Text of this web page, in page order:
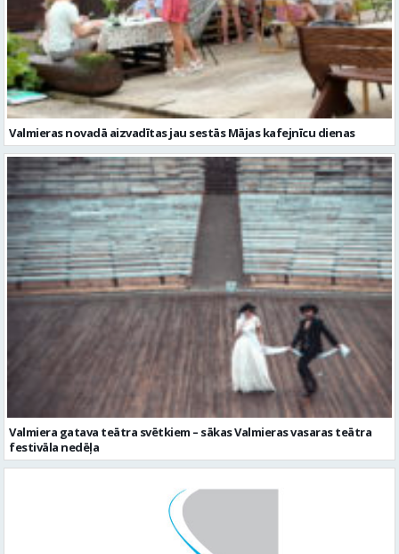
Valmieras novadā aizvadītas jau sestās Mājas kafejnīcu dienas
Valmiera gatava teātra svētkiem – sākas Valmieras vasaras teātra
festivāla nedēļa